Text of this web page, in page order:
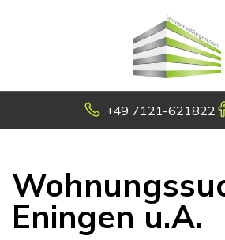
+49 7121-621822
Eningen u.A.